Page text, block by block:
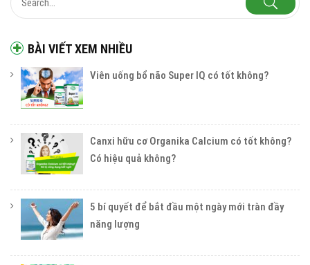
BÀI VIẾT XEM NHIỀU
Viên uống bổ não Super IQ có tốt không?
Canxi hữu cơ Organika Calcium có tốt không?
Có hiệu quả không?
5 bí quyết để bắt đầu một ngày mới tràn đầy
năng lượng